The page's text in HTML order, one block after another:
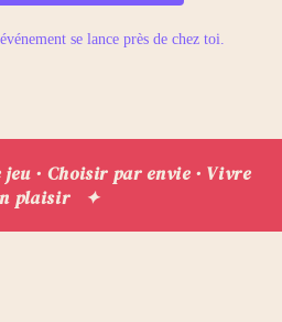
se lance près de chez toi.
· Choisir par envie · Vivre
plaisir ✦